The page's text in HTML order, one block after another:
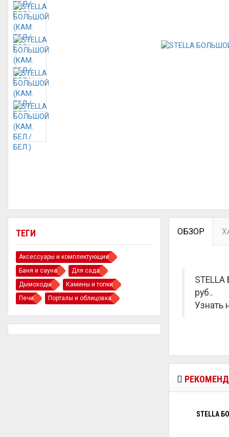
ТЕГИ
Аксессуары и комплектующие
Баня и сауна
Для сада
Дымоходы
Камины и топки
Печи
Порталы и облицовка
ОБЗОР
руб..
Узнать
STELLA